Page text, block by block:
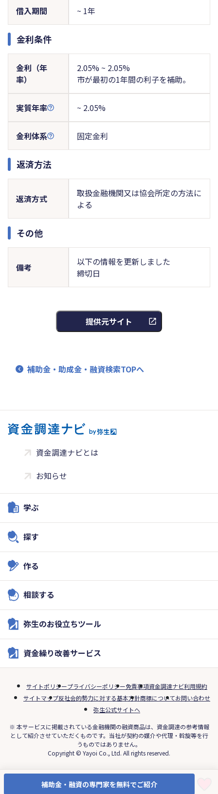
借入期間 ~ 1年
金利条件
金利（年
率）
2.05% ~ 2.05%
市が最初の1年間の利子を補助。
実質年率 ~ 2.05%
金利体系 固定金利
返済方法
返済方式
取扱金融機関又は協会所定の方法に
よる
その他
備考
以下の情報を更新しました
締切日
提供元サイト
補助金・助成金・融資検索TOPへ
資金調達ナビとは
お知らせ
学ぶ
探す
作る
相談する
弥生のお役立ちツール
資金繰り改善サービス
サイトポリシープライバシーポリシー免責事項資金調達ナビ利用規約
サイトマップ反社会的勢力に対する基本方針商標についてお問い合わせ
弥生公式サイトへ
※ 本サービスに掲載されている金融機関の融資商品は、資金調達の参考情報
として紹介させていただくものです。当社が契約の媒介や代理・斡旋等を行
うものではありません。
Copyright © Yayoi Co., Ltd. All rights reserved.
補助金・融資の専門家を無料でご紹介